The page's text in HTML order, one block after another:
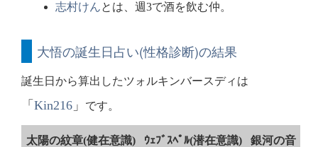
志村けんとは、週3で酒を飲む仲。
大悟の誕生日占い(性格診断)の結果
誕生日から算出したツォルキンバースディは
「 Kin216 」 です。
太陽の紋章(健在意識) ｳｪﾌﾞｽﾍﾟﾙ(潜在意識) 銀河の音